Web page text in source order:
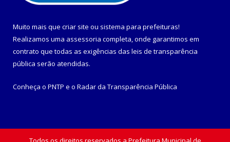
Muito mais que criar site ou sistema para prefeituras!
Realizamos uma assessoria completa, onde garantimos em
contrato que todas as exigências das leis de transparência
pública serão atendidas.
Conheça o PNTP e o Radar da Transparência Pública